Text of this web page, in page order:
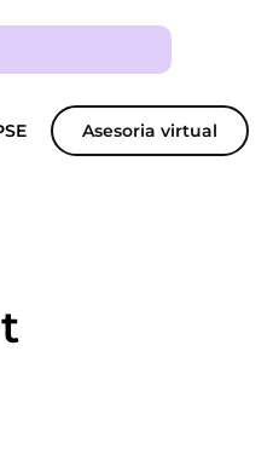
Asesoria virtual